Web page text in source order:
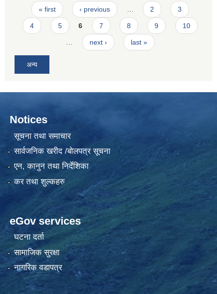
Pages
« first ‹ previous 2 3
4 5 6 7 8 9 10
next › last »
अन्य
Notices
सूचना तथा समाचार
सार्वजनिक खरीद /बोलपत्र सूचना
एन, कानुन तथा निर्देशिका
कर तथा शुल्कहरु
eGov services
घटना दर्ता
सामाजिक सुरक्षा
नागरिक वडापत्र